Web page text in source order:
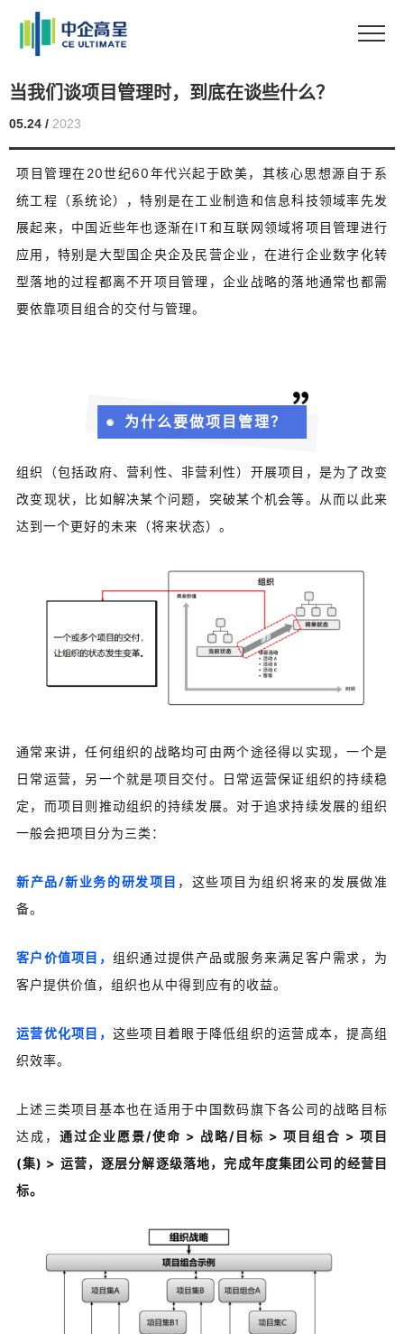
当我们谈项目管理时，到底在谈些什么？
05.24 / 2023
项目管理在20世纪60年代兴起于欧美，其核心思想源自于系
统工程（系统论），特别是在工业制造和信息科技领域率先发
展起来，中国近些年也逐渐在IT和互联网领域将项目管理进行
应用，特别是大型国企央企及民营企业，在进行企业数字化转
型落地的过程都离不开项目管理，企业战略的落地通常也都需
要依靠项目组合的交付与管理。
为什么要做项目管理？
组织（包括政府、营利性、非营利性）开展项目，是为了改变
改变现状，比如解决某个问题，突破某个机会等。
从而以此来
达到一个更好的未来（将来状态）。
通常来讲，任何组织的战略均可由两个途径得以实现，一个是
日常运营，另一个就是项目交付。日常运营保证组织的持续稳
定，而项目则推动组织的持续发展。对于追求持续发展的组织
一般会把项目分为三类：
新产品/新业务的研发项目 ，这些项目为组织将来的发展做准
备。
客户价值项目， 组织通过提供产品或服务来满足客户需求，为
客户提供价值，组织也从中得到应有的收益。
运营优化项目， 这些项目着眼于降低组织的运营成本，提高组
织效率。
上述三类项目基本也在适用于中国数码旗下各公司的战略目标
达成， 通过企业愿景/使命 > 战略/目标 > 项目组合 > 项目
(集) > 运营，逐层分解逐级落地，完成年度集团公司的经营目
标。